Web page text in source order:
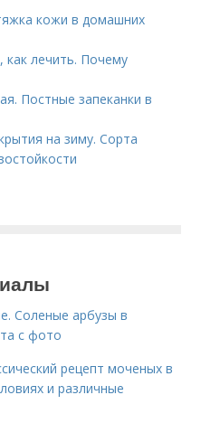
кожи в домашних
как лечить. Почему
Постные запеканки в
на зиму. Сорта
Соленые арбузы в
с фото
рецепт моченых в
и различные